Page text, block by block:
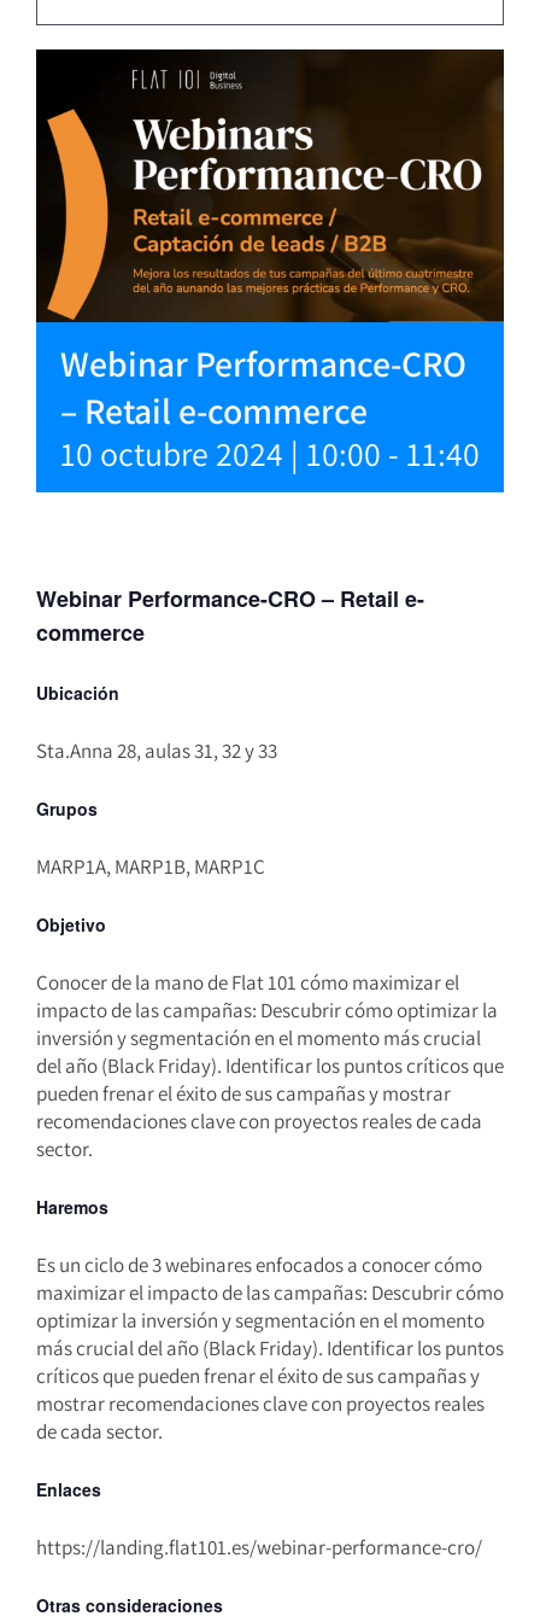
Webinar Performance-CRO
– Retail e-commerce
10 octubre 2024 | 10:00 - 11:40
Webinar Performance-CRO – Retail e-
commerce
Ubicación
Sta.Anna 28, aulas 31, 32 y 33
Grupos
MARP1A, MARP1B, MARP1C
Objetivo
Conocer de la mano de Flat 101 cómo maximizar el
impacto de las campañas: Descubrir cómo optimizar la
inversión y segmentación en el momento más crucial
del año (Black Friday). Identificar los puntos críticos que
pueden frenar el éxito de sus campañas y mostrar
recomendaciones clave con proyectos reales de cada
sector.
Haremos
Es un ciclo de 3 webinares enfocados a conocer cómo
maximizar el impacto de las campañas: Descubrir cómo
optimizar la inversión y segmentación en el momento
más crucial del año (Black Friday). Identificar los puntos
críticos que pueden frenar el éxito de sus campañas y
mostrar recomendaciones clave con proyectos reales
de cada sector.
Enlaces
https://landing.flat101.es/webinar-performance-cro/
Otras consideraciones